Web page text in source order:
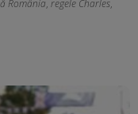
România, regele Charles,